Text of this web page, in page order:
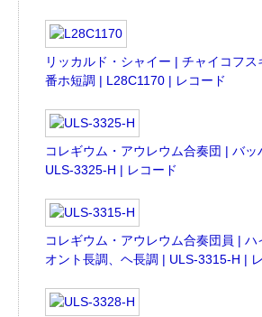
リッカルド・シャイー | チャイコフス
番ホ短調 | L28C1170 | レコード
コレギウム・アウレウム合奏団 | バ
ULS-3325-H | レコード
コレギウム・アウレウム合奏団員 | ハ
オント長調、ヘ長調 | ULS-3315-H |